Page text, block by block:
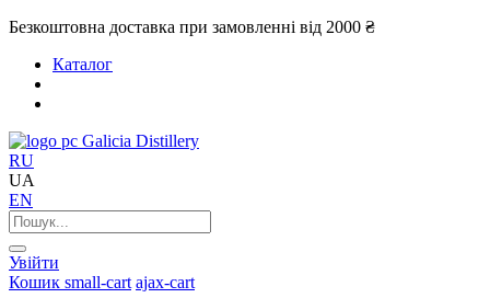
Безкоштовна доставка при замовленні від 2000 ₴
Каталог
Galicia Distillery
RU
UA
EN
Увійти
Кошик small-cart ajax-cart